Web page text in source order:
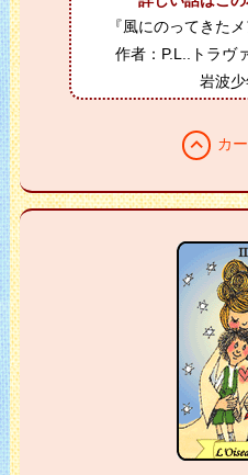
『風にのってきた
作者：P.L..トラヴ
岩波
expand_less カ